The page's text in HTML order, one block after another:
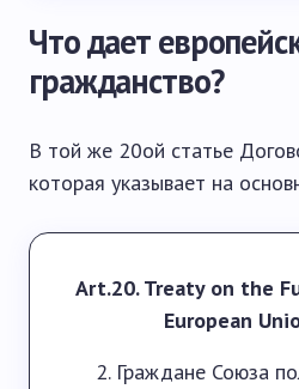
Что дает
гражданство?
В той же 20ой статье
которая указывает на
Art.20. Treaty on the
European
Граждане Союза